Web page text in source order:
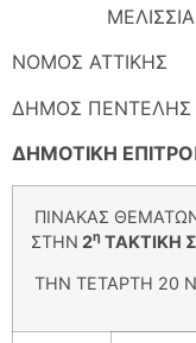
ΜΕΛΙΣΣΙΑ
ΝΟΜΟΣ ΑΤΤΙΚΗΣ
ΔΗΜΟΣ ΠΕΝΤΕΛΗΣ
ΔΗΜΟΤΙΚΗ
ΠΙΝΑΚΑΣ
ΣΤΗΝ 2η ΤΑΚΤΙΚΗ
ΤΗΝ ΤΕΤΑΡΤΗ 20